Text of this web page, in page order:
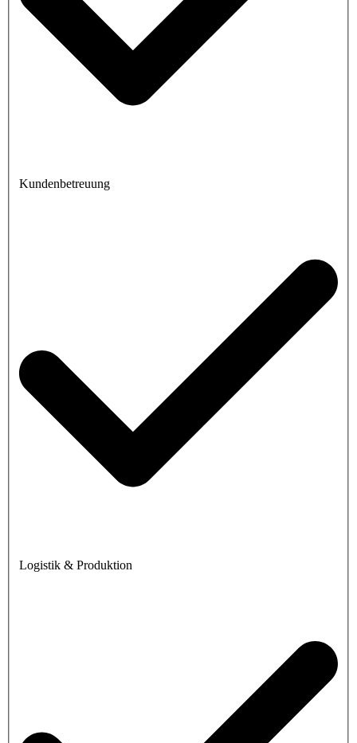
Kundenbetreuung
Logistik & Produktion